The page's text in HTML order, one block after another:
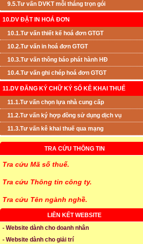
9.5.Tư vấn DVKT mỗi tháng trọn gói
10.DV ĐẶT IN HOÁ ĐƠN
10.1.Tư vấn thiết kế hoá đơn GTGT
10.2.Tư vấn in hoá đơn GTGT
10.3.Tư vấn thông báo phát hành HĐ
10.4.Tư vấn ghi chép hoá đơn GTGT
11.DV ĐĂNG KÝ CHỮ KÝ SỐ KÊ KHAI THUẾ
11.1.Tư vấn chọn lựa nhà cung cấp
11.2.Tư vấn ký hợp đồng sử dụng dịch vụ
11.3.Tư vấn kê khai thuế qua mạng
TRA CỨU THÔNG TIN
Tra cứu Mã số thuế.
Tra cứu Thông tin công ty.
Tra cứu Tên ngành nghề.
LIÊN KẾT WEBSITE
- Website dành cho doanh nhân
- Website dành cho giải trí